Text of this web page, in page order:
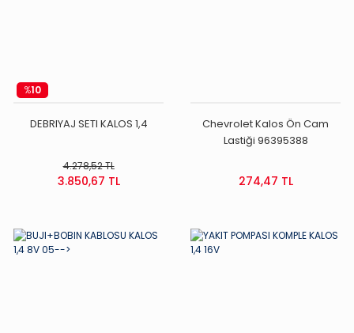
%10
DEBRIYAJ SETI KALOS 1,4
4.278,52 TL
3.850,67 TL
Chevrolet Kalos Ön Cam
Lastiği 96395388
274,47 TL